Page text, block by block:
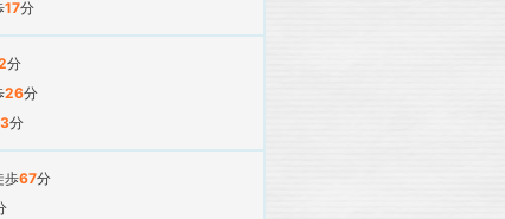
17分
分
26分
分
歩67分